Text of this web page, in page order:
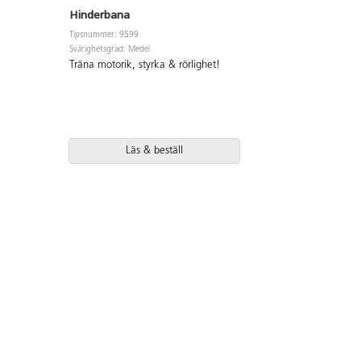
Hinderbana
Tipsnummer: 9599
Svårighetsgrad: Medel
Träna motorik, styrka & rörlighet!
Läs & beställ